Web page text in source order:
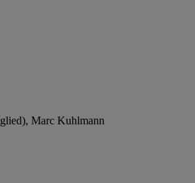
Marc Kuhlmann